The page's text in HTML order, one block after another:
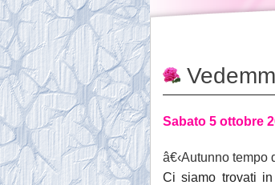
Sabato 5 ottobre
â€‹Autunno tempo
Ci siamo trovati